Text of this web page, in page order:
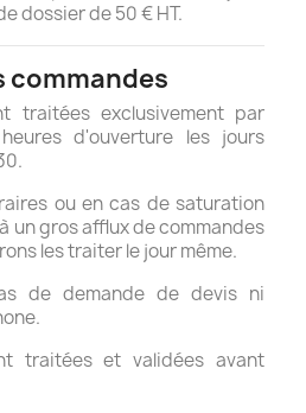
dossier de 50 € HT.
commandes
traitées exclusivement par
d'ouverture les jours
ou en cas de saturation
un gros afflux de commandes
les traiter le jour même.
de demande de devis ni
traitées et validées avant